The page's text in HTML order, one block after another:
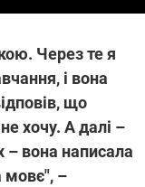
Через те я
і вона
що
хочу. А далі –
– вона написала
мовє", –